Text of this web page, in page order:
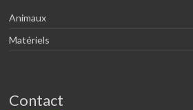
Animaux
Matériels
Contact